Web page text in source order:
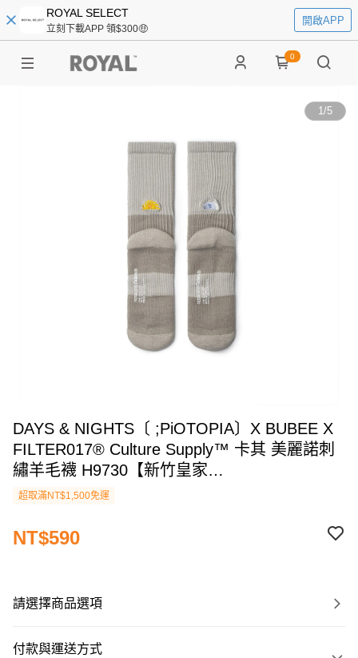
ROYAL SELECT
立刻下載APP 領$300🤑
開啟APP
0
1/5
DAYS & NIGHTS〔 ;PiOTOPIA〕X BUBEE X
FILTER017® Culture Supply™ 卡其 美麗諾刺
繡羊毛襪 H9730【新竹皇家
25AWF017SS01KH】
超取滿NT$1,500免運
NT$590
請選擇商品選項
付款與運送方式